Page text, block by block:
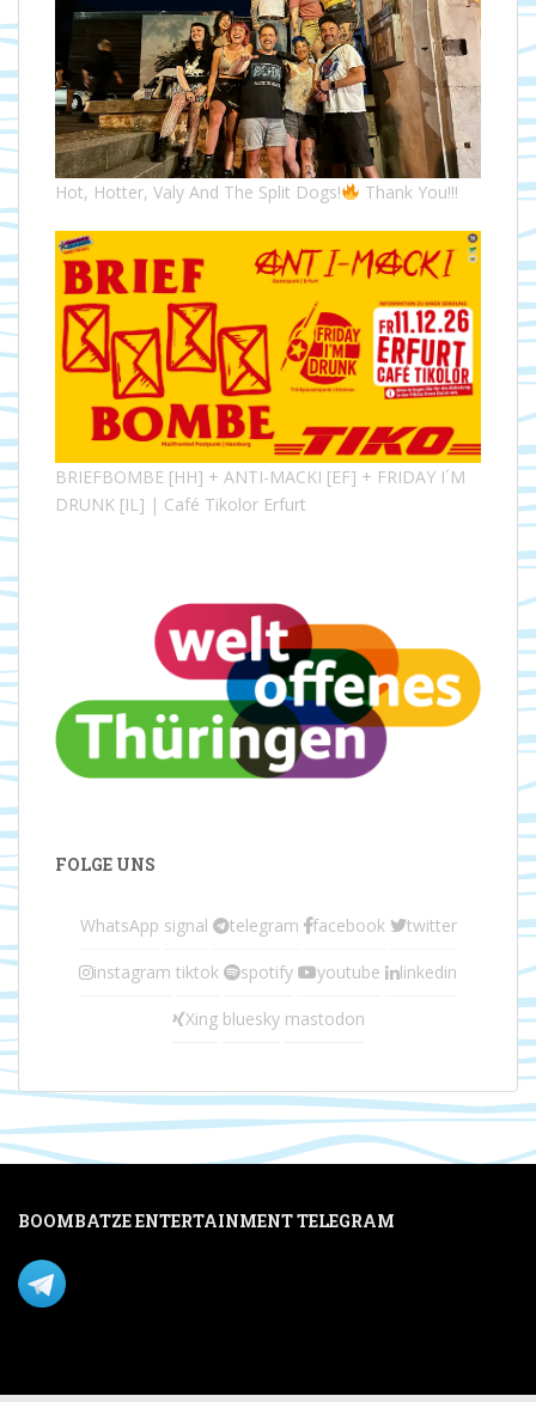
Hot, Hotter, Valy And The Split Dogs! Thank You!!!
BRIEFBOMBE [HH] + ANTI-MACKI [EF] + FRIDAY I´M
DRUNK [IL] | Café Tikolor Erfurt
FOLGE UNS
WhatsApp signal telegram facebook twitter
instagram tiktok spotify youtube linkedin
Xing bluesky mastodon
BOOMBATZE ENTERTAINMENT TELEGRAM